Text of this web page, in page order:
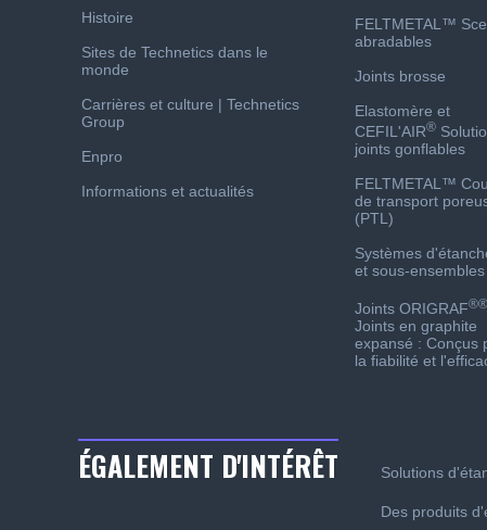
Histoire
Sites de Technetics dans le
monde
Carrières et culture | Technetics
Group
Enpro
Informations et actualités
FELTMETAL™
abradables
Joints brosse
Elastomère et
CEFIL'AIR®
joints gonflables
FELTMETAL™
de transport
(PTL)
Systèmes
et sous-ensembles
Joints ORIGRAF®®
Joints en graphite
expansé : Conçus
la fiabilité et
ÉGALEMENT D'INTÉRÊT Solutions
Des produits